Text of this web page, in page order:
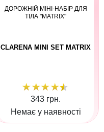
ДОРОЖНІЙ МІНІ-НАБІР ДЛЯ
ТІЛА "MATRIX"
CLARENA MINI SET MATRIX
343 грн.
Немає у наявності